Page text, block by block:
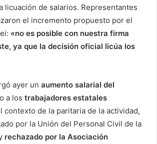
licuación de salarios. Representantes
el incremento propuesto por el
«no es posible con nuestra firma
ya que la decisión oficial licúa los
ayer un aumento salarial del
a los trabajadores estatales
contexto de la paritaria de la actividad,
por la Unión del Personal Civil de la
rechazado por la Asociación